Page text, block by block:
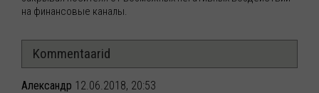
на финансовые каналы.
Kommentaarid
Александр 12.06.2018, 20:53